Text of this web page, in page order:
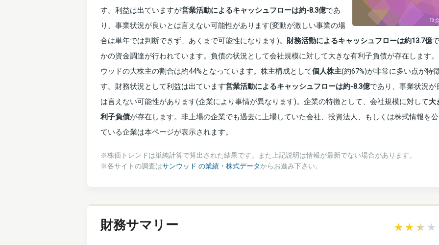
す。利益は出ていますが営業活動によるキャッシュフローは約-8.3億であ
り、事業状況が良いとは言えない可能性があります(変動が激しい事業の場
合は単年では判断できず、あくまで可能性になります)。 財務活動によるキャッシュフローは約13.7億
かの資金調達が行われています。負債の状況として会社規模に対して大きな有利子負債が存在します
ウッドの大株主の割合は約44%となっています。株主構成として個人株主(約67%)が非常に多い点が特
す。財務状況として利益は出ています営業活動によるキャッシュフローは約-8.3億であり、事業状況が
は言えない可能性があります(企業により事情が異なります)。企業の特徴として、会社規模に対して大
利子負債が存在します。非上場の企業でも過去に上場していた会社、投資法人、もしくは株式情報を
ている企業は本ページが表示されます。
※株価トレンドは単純計算で算出された結果です。また上記説明は情報が最新でない場合があります。
※各サイトの調査はサンウッド の業績・株式データからお進み下さい。
財務サマリー